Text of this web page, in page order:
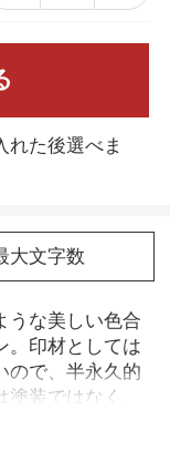
た後選べま
大文字数
うな美しい色合
。印材としては
ので、半永久的
装ではなく、
えることで光
る。※モニター